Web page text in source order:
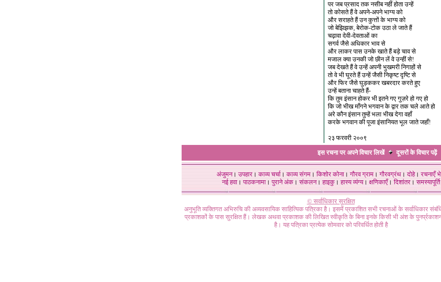
पर जब प्रसाद तक नसीब नहीं होता उन्हें
तो कोसते हैं वे अपने-अपने भाग्य को
और सराहते हैं उन कुत्तों के भाग्य को
जो बेझिझक, बेरोक-टोक उठा ले जाते हैं
चढ़ावा देवी-देवताओं का
सगर्व जैसे अधिकार भाव से
और लाकर पास उनके खाते हैं बड़े चाव से
मजाल क्या उनकी जो छीन लें वे उन्हीं से!
जब देखते हैं वे उन्हें अपनी भुखमरी निगाहों से
तो वे भी घूरते हैं उन्हें जैसी निकृष्ट दृष्टि से
और फिर जैसे घुड़ककर खबरदार करते हुए
उन्हें बताना चाहते हैं-
कि तुम इंसान होकर भी इतने गए गुज़रे हो गए हो
कि जो भीख माँगने भगवान के द्वार तक चले आते हो
अरे कौन इंसान तुम्हें भला भीख देगा वहाँ
करके भगवान की पूजा इंसानियत भूल जाते जहाँ!
२३ फरवरी २००९
इस रचना पर अपने विचार लिखें
दूसरों के विचारपढ़ें
अंजुमन।उपहार।काव्य चर्चा।काव्य संगम।किशोर कोना।गौरव ग्राम।गौरवग्रंथ।दोहे।रचनाएँ
नई हवा। पाठकनामा। पुराने अंक। संकलन। हाइकु। हास्य व्यंग्य। क्षणिकाएँ। दिशांतर। समस्यापूर्ति
© सर्वाधिकार सुरक्षित
अनुभूति व्यक्तिगत अभिरुचि की अव्यवसायिक साहित्यिक पत्रिका है। इसमें प्रकाशित सभी रचनाओं के सर्वाधिकार
प्रकाशकों के पास सुरक्षित हैं। लेखक अथवा प्रकाशक की लिखित स्वीकृति के बिना इनके किसी भी अंश के
है। यह पत्रिका प्रत्येक सोमवार को परिवर्धित होती है